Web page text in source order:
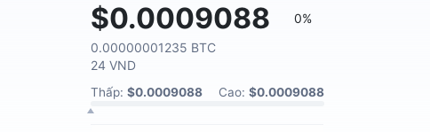
$0.0009088
0%
0.00000001235 BTC
24 VND
Thấp: $0.0009088 Cao: $0.0009088